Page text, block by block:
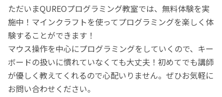
ただいまQUREOプログラミング教室では、無料体験を実
施中！マインクラフトを使ってプログラミングを楽しく体
験することができます！
マウス操作を中心にプログラミングをしていくので、キー
ボードの扱いに慣れていなくても大丈夫！初めてでも講師
が優しく教えてくれるので心配いりません。ぜひお気軽に
お問い合わせください。